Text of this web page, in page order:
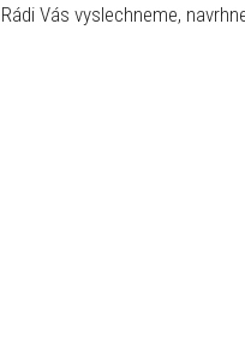
Vás vyslechneme,